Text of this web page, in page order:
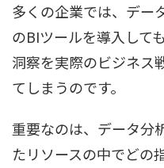
多くの企業では、デー
のBIツールを導入して
洞察を実際のビジネス
てしまうのです。
重要なのは、データ分
たリソースの中でどの